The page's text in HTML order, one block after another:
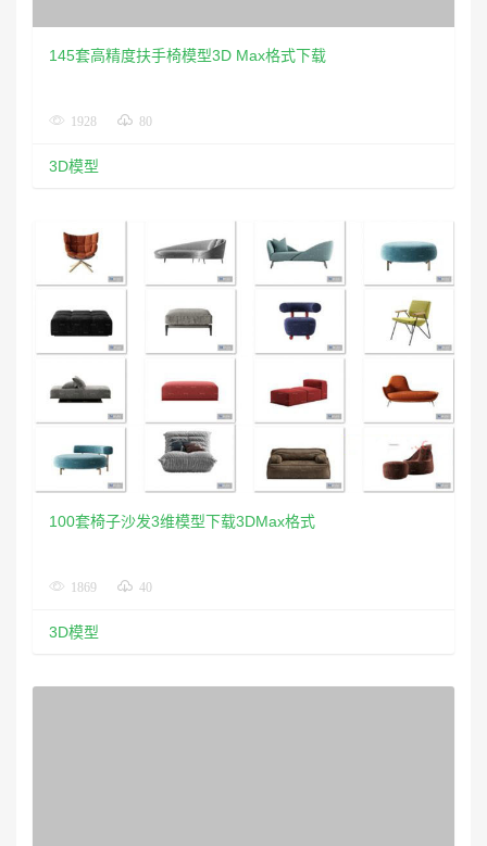
145套高精度扶手椅模型3D Max格式下载
1928 80
3D模型
100套椅子沙发3维模型下载3DMax格式
1869 40
3D模型